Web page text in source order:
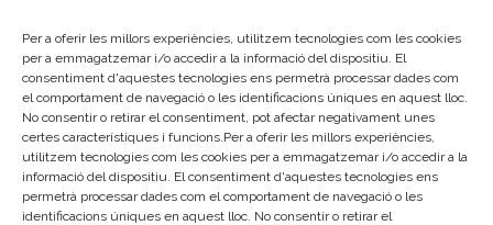
Per a oferir les millors experiències, utilitzem tecnologies com les cookies
per a emmagatzemar i/o accedir a la informació del dispositiu. El
consentiment d'aquestes tecnologies ens permetrà processar dades com
el comportament de navegació o les identificacions úniques en aquest lloc.
No consentir o retirar el consentiment, pot afectar negativament unes
certes característiques i funcions.Per a oferir les millors experiències,
utilitzem tecnologies com les cookies per a emmagatzemar i/o accedir a la
informació del dispositiu. El consentiment d'aquestes tecnologies ens
permetrà processar dades com el comportament de navegació o les
identificacions úniques en aquest lloc. No consentir o retirar el
Enllaços d’Interés
Fons Estructurals
Canal de Denúncia
LA NOSTRA MISSIÓ
Cambra València és una corporació de dret públic, col·laboradora de les
Administracions Públiques, dedicada a: